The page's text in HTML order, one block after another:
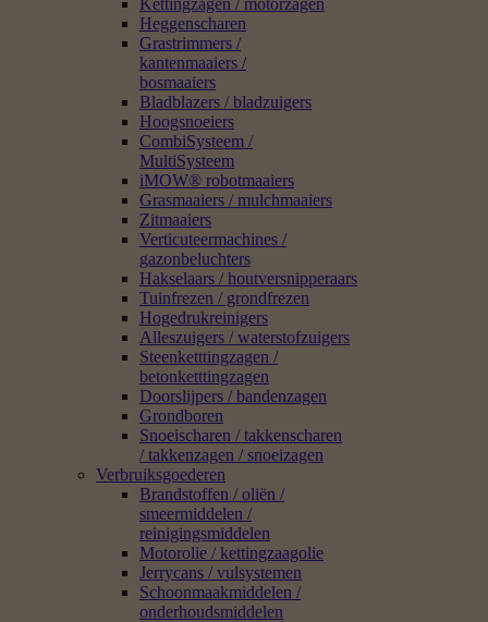
Kettingzagen / motorzagen
Heggenscharen
Grastrimmers /
kantenmaaiers /
bosmaaiers
Bladblazers / bladzuigers
Hoogsnoeiers
CombiSysteem /
MultiSysteem
iMOW® robotmaaiers
Grasmaaiers / mulchmaaiers
Zitmaaiers
Verticuteermachines /
gazonbeluchters
Hakselaars / houtversnipperaars
Tuinfrezen / grondfrezen
Hogedrukreinigers
Alleszuigers / waterstofzuigers
Steenketttingzagen /
betonketttingzagen
Doorslijpers / bandenzagen
Grondboren
Snoeischaren / takkenscharen
/ takkenzagen / snoeizagen
Verbruiksgoederen
Brandstoffen / oliën /
smeermiddelen /
reinigingsmiddelen
Motorolie / kettingzaagolie
Jerrycans / vulsystemen
Schoonmaakmiddelen /
onderhoudsmiddelen